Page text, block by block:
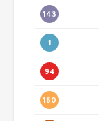
143
1
94
160